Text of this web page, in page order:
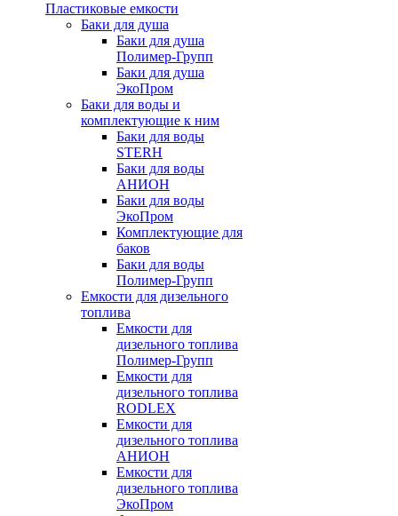
Пластиковые емкости
Баки для душа
Баки для душа
Полимер-Групп
Баки для душа
ЭкоПром
Баки для воды и
комплектующие к ним
Баки для воды
STERH
Баки для воды
АНИОН
Баки для воды
ЭкоПром
Комплектующие для
баков
Баки для воды
Полимер-Групп
Емкости для дизельного
топлива
Емкости для
дизельного топлива
Полимер-Групп
Емкости для
дизельного топлива
RODLEX
Емкости для
дизельного топлива
АНИОН
Емкости для
дизельного топлива
ЭкоПром